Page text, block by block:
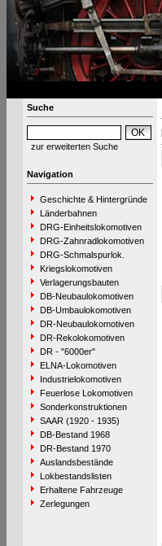
Suche
zur erweiterten Suche
Navigation
Geschichte & Hintergründe
Länderbahnen
DRG-Einheitslokomotiven
DRG-Zahnradlokomotiven
DRG-Schmalspurlok.
Kriegslokomotiven
Verlagerungsbauten
DB-Neubaulokomotiven
DB-Umbaulokomotiven
DR-Neubaulokomotiven
DR-Rekolokomotiven
DR - "6000er"
ELNA-Lokomotiven
Industrielokomotiven
Feuerlose Lokomotiven
Sonderkonstruktionen
SAAR (1920 - 1935)
DB-Bestand 1968
DR-Bestand 1970
Auslandsbestände
Lokbestandslisten
Erhaltene Fahrzeuge
Zerlegungen